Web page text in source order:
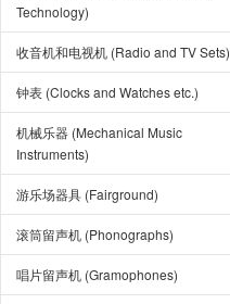
Technology)
收音机和电视机 (Radio and TV Sets)
钟表 (Clocks and Watches etc.)
机械乐器 (Mechanical Music
Instruments)
游乐场器具 (Fairground)
滚筒留声机 (Phonographs)
唱片留声机 (Gramophones)